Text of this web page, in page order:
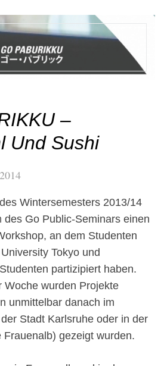
–
Und Sushi
Wintersemesters 2013/14
des Go Public-Seminars einen
an dem Studenten
Tokyo und
partizipiert haben.
Woche wurden Projekte
unmittelbar danach im
Stadt Karlsruhe oder in der
Frauenalb) gezeigt wurden.